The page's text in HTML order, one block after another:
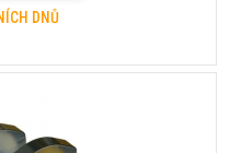
DNŮ